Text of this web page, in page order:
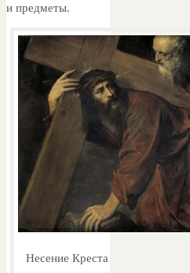
и предметы.
Несение Креста